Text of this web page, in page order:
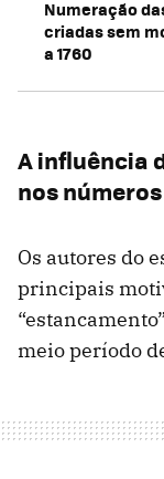
Numeração
criadas sem
a 1760
A influência
nos números
Os autores do
principais
meio período